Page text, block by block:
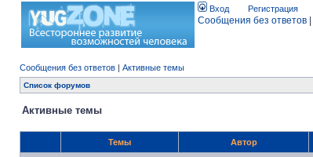
Вход Регистрация
Сообщения без ответов
Сообщения без ответов | Активные темы
Список форумов
Активные темы
Темы Автор